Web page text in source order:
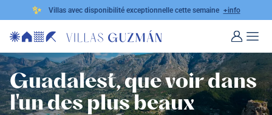
✨ Villas avec disponibilité exceptionnelle cette semaine +info
Guadalest, que voir dans
l'un des plus beaux